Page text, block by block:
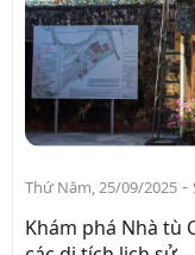
Thứ Năm, 25/09/2025 -
Khám phá Nhà tù